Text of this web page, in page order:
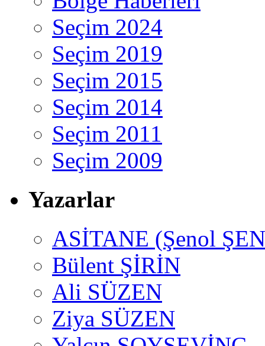
Seçim 2024
Seçim 2019
Seçim 2015
Seçim 2014
Seçim 2011
Seçim 2009
Yazarlar
ASİTANE (Şenol
Bülent ŞİRİN
Ali SÜZEN
Ziya SÜZEN